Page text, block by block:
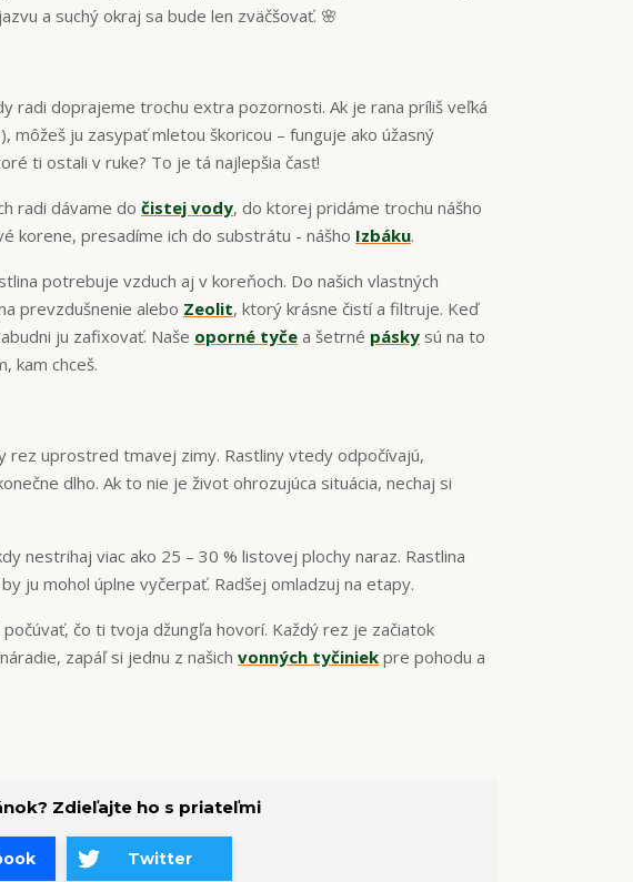
a suchý okraj sa bude len zväčšovať. 🌸
radi doprajeme trochu extra pozornosti. Ak je rana príliš veľká
môžeš ju zasypať mletou škoricou – funguje ako úžasný
ti ostali v ruke? To je tá najlepšia časť!
radi dávame do čistej vody, do ktorej pridáme trochu nášho
korene, presadíme ich do substrátu - nášho Izbáku.
potrebuje vzduch aj v koreňoch. Do našich vlastných
prevzdušnenie alebo Zeolit, ktorý krásne čistí a filtruje. Keď
ju zafixovať. Naše oporné tyčea šetrné páskysú na to
kam chceš.
rez uprostred tmavej zimy. Rastliny vtedy odpočívajú,
dlho. Ak to nie je život ohrozujúca situácia, nechaj si
nestrihaj viac ako 25 – 30 % listovej plochy naraz. Rastlina
ju mohol úplne vyčerpať. Radšej omladzuj na etapy.
čo ti tvoja džungľa hovorí. Každý rez je začiatok
zapáľ si jednu z našich vonných tyčiniekpre pohodu a
Zdieľajte ho s priateľmi
Twitter